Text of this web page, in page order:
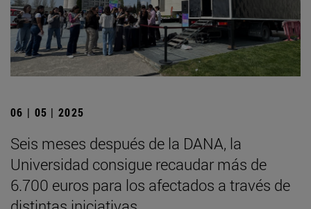
06 | 05 | 2025
Seis meses después de la DANA, la
Universidad consigue recaudar más de
6.700 euros para los afectados a través de